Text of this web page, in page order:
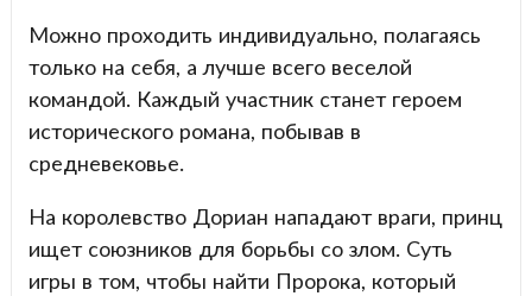
Можно проходить индивидуально, полагаясь
только на себя, а лучше всего веселой
командой. Каждый участник станет героем
исторического романа, побывав в
средневековье.
На королевство Дориан нападают враги, принц
ищет союзников для борьбы со злом. Суть
игры в том, чтобы найти Пророка, который